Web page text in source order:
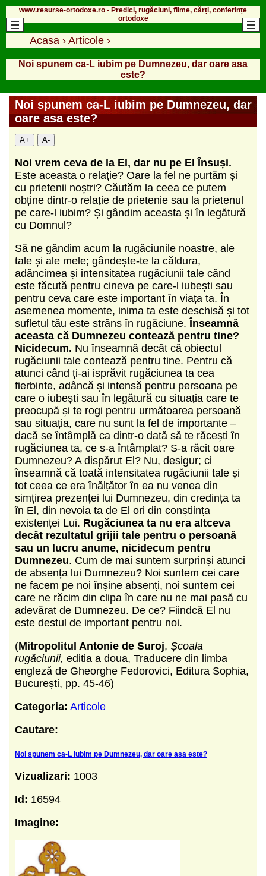
www.resurse-ortodoxe.ro - Predici, rugăciuni, filme, cărți, conferințe
ortodoxe
Acasa › Articole ›
Noi spunem ca-L iubim pe Dumnezeu, dar oare asa
este?
Noi spunem ca-L iubim pe Dumnezeu, dar
oare asa este?
A+ A-
Noi vrem ceva de la El, dar nu pe El Însuși.
Este aceasta o relație? Oare la fel ne purtăm și
cu prietenii noștri? Căutăm la ceea ce putem
obține dintr-o relație de prietenie sau la prietenul
pe care-l iubim? Și gândim aceasta și în legătură
cu Domnul?
Să ne gândim acum la rugăciunile noastre, ale
tale și ale mele; gândește-te la căldura,
adâncimea și intensitatea rugăciunii tale când
este făcută pentru cineva pe care-l iubești sau
pentru ceva care este important în viața ta. În
asemenea momente, inima ta este deschisă și tot
sufletul tău este strâns în rugăciune.Înseamnă
aceasta că Dumnezeu contează pentru tine?
Nicidecum. Nu înseamnă decât că obiectul
rugăciunii tale contează pentru tine. Pentru că
atunci când ți-ai isprăvit rugăciunea ta cea
fierbinte, adâncă și intensă pentru persoana pe
care o iubești sau în legătură cu situația care te
preocupă și te rogi pentru următoarea persoană
sau situația, care nu sunt la fel de importante –
dacă se întâmplă ca dintr-o dată să te răcești în
rugăciunea ta, ce s-a întâmplat? S-a răcit oare
Dumnezeu? A dispărut El? Nu, desigur; ci
înseamnă că toată intensitatea rugăciunii tale și
tot ceea ce era înălțător în ea nu venea din
simțirea prezenței lui Dumnezeu, din credința ta
în El, din nevoia ta de El ori din conștiința
existenței Lui. Rugăciunea ta nu era altceva
decât rezultatul grijii tale pentru o persoană
sau un lucru anume, nicidecum pentru
Dumnezeu. Cum de mai suntem surprinși atunci
de absența lui Dumnezeu? Noi suntem cei care
ne facem pe noi înșine absenți, noi suntem cei
care ne răcim din clipa în care nu ne mai pasă cu
adevărat de Dumnezeu. De ce? Fiindcă El nu
este destul de important pentru noi.
(Mitropolitul Antonie de Suroj, Școala
rugăciunii, ediția a doua, Traducere din limba
engleză de Gheorghe Fedorovici, Editura Sophia,
București, pp. 45-46)
Categoria: Articole
Cautare:
Noi spunem ca-L iubim pe Dumnezeu, dar oare asa este?
Vizualizari: 1003
Id: 16594
Imagine: